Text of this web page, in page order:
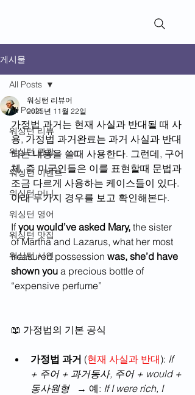
게시물
All Posts
워싱턴 리뷰
워싱턴 관광
워싱턴 이벤트
워싱턴 머니
워싱턴 영어
워싱턴 맛집
워싱턴 시인
All Posts
워싱턴 리뷰어
2025년 11월 22일
가정법 과거는 현재 사실과 반대될 때 사
용, 가정법 과거완료는 과거 사실과 반대
되는 내용을 쓸때 사용한다. 그런데, 구어
체, 즉 미국인들은 이를 표현할때 문법과
조금 다르게 사용하는 케이스들이 있다.
아래 두가지 경우를 보고 확인해본다.
If you would’ve asked Mary, the sister
of Martha and Lazarus, what her most
treasured possession was, she’d have
shown you a precious bottle of
“expensive perfume”
📖 가정법의 기본 공식
가정법 과거 (현재 사실과 반대): If
+ 주어 + 과거동사, 주어 + would +
동사원형 → 예: If I were rich, I